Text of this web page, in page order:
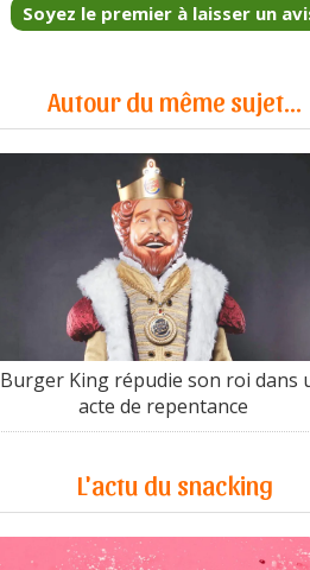
Soyez le premier à laisser un
Autour du même sujet...
Burger King répudie son roi dans
acte de repentance
L'actu du snacking